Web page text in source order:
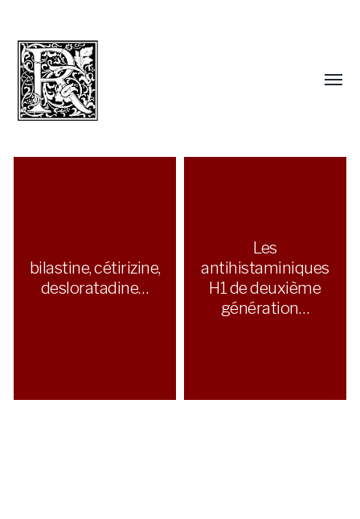
bilastine, cétirizine,
desloratadine…
Les
antihistaminiques
H1 de deuxième
génération…